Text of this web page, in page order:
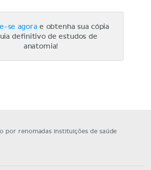
se agora e obtenha sua cópia
definitivo de estudos de
anatomia!
por renomadas instituições de saúde